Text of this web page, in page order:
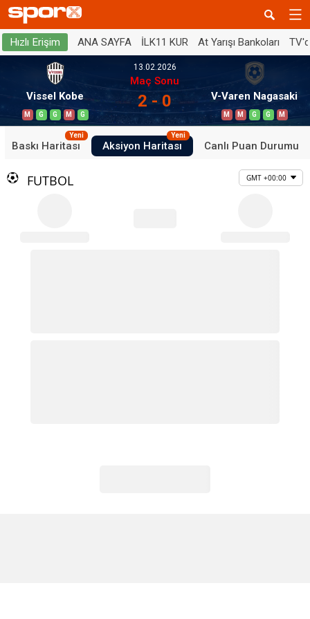
Hızlı Erişim ANA SAYFA İLK11 KUR At Yarışı Bankoları
Vissel Kobe
M G G M G
13.02.2026
Maç Sonu
2 - 0 V-Varen Nagasaki
M M G G M
Baskı Haritası
Yeni
Aksiyon Haritası
Yeni
Canlı Puan Durumu
FUTBOL GMT +00:00